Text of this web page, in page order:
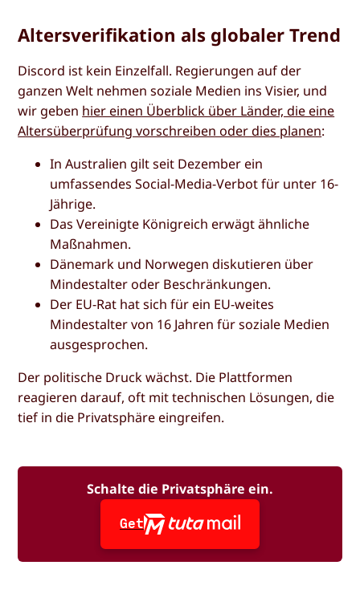
Altersverifikation als globaler Trend
Discord ist kein Einzelfall. Regierungen auf der
ganzen Welt nehmen soziale Medien ins Visier, und
wir geben hier einen Überblick über Länder, die eine
Altersüberprüfung vorschreiben oder dies planen:
In Australien gilt seit Dezember ein
umfassendes Social-Media-Verbot für unter 16-
Jährige.
Das Vereinigte Königreich erwägt ähnliche
Maßnahmen.
Dänemark und Norwegen diskutieren über
Mindestalter oder Beschränkungen.
Der EU-Rat hat sich für ein EU-weites
Mindestalter von 16 Jahren für soziale Medien
ausgesprochen.
Der politische Druck wächst. Die Plattformen
reagieren darauf, oft mit technischen Lösungen, die
tief in die Privatsphäre eingreifen.
Schalte die Privatsphäre ein.
Get